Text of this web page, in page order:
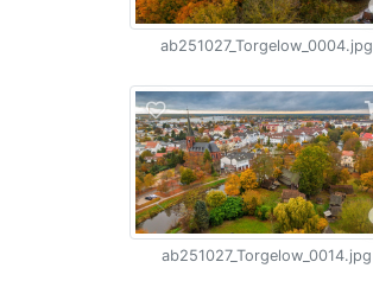
ab251027_Torgelow_0004.jpg
ab251027_Torgelow_0014.jpg